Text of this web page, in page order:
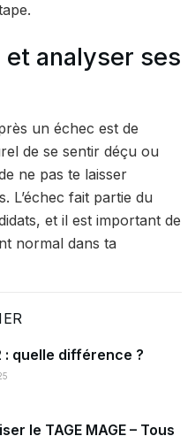
et analyser ses
un échec est de
de se sentir déçu ou
ne pas te laisser
L’échec fait partie du
et il est important de
normal dans ta
: quelle différence ?
le TAGE MAGE – Tous